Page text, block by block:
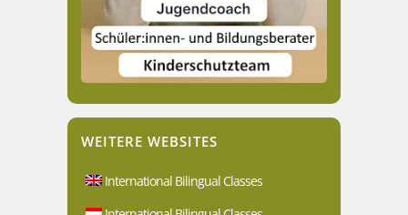
WEITERE WEBSITES
International Bilingual Classes